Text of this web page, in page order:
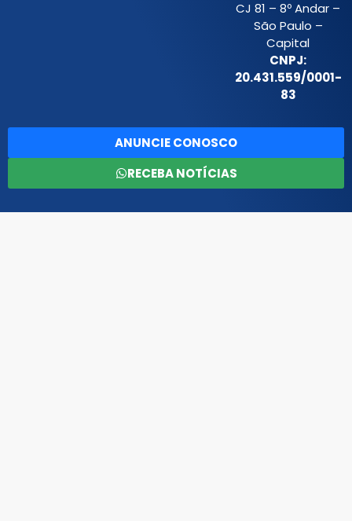
CJ 81 – 8º Andar –
São Paulo –
Capital
CNPJ:
20.431.559/0001-
83
ANUNCIE CONOSCO
RECEBA NOTÍCIAS